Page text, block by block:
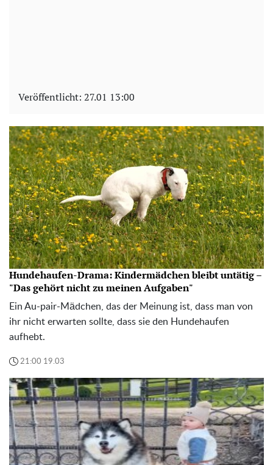
Veröffentlicht: 27.01 13:00
Hundehaufen-Drama: Kindermädchen bleibt untätig –
"Das gehört nicht zu meinen Aufgaben"
Ein Au-pair-Mädchen, das der Meinung ist, dass man von
ihr nicht erwarten sollte, dass sie den Hundehaufen
aufhebt.
21:00 19.03